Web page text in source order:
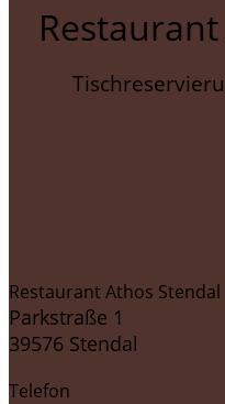
Restaurant Athos Stendal
Parkstraße 1
39576 Stendal
Telefon